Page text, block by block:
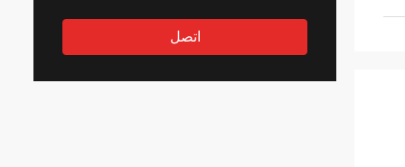
اتصل